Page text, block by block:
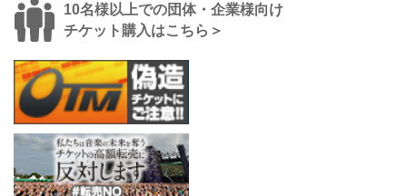
10名様以上での団体・企業様向け
チケット購入はこちら＞